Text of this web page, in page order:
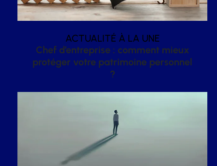
ACTUALITÉ À LA UNE
Chef d’entreprise : comment mieux
protéger votre patrimoine personnel
?